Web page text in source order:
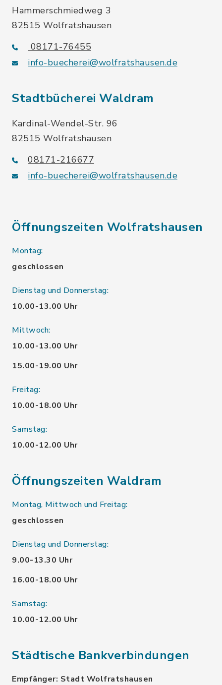
Hammerschmiedweg 3
82515 Wolfratshausen
08171-76455
info-buecherei@wolfratshausen.de
Stadtbücherei Waldram
Kardinal-Wendel-Str. 96
82515 Wolfratshausen
08171-216677
info-buecherei@wolfratshausen.de
Öffnungszeiten Wolfratshausen
Montag:
geschlossen
Dienstag und Donnerstag:
10.00-13.00 Uhr
Mittwoch:
10.00-13.00 Uhr
15.00-19.00 Uhr
Freitag:
10.00-18.00 Uhr
Samstag:
10.00-12.00 Uhr
Öffnungszeiten Waldram
Montag, Mittwoch und Freitag:
geschlossen
Dienstag und Donnerstag:
9.00-13.30 Uhr
16.00-18.00 Uhr
Samstag:
10.00-12.00 Uhr
Städtische Bankverbindungen
Empfänger: Stadt Wolfratshausen